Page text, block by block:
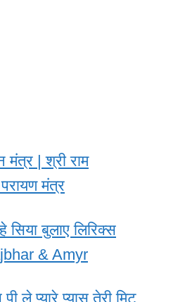
| श्री राम
मंत्र
सिया बुलाए लिरिक्स
& Amyr
ले प्यारे प्यास तेरी मिट